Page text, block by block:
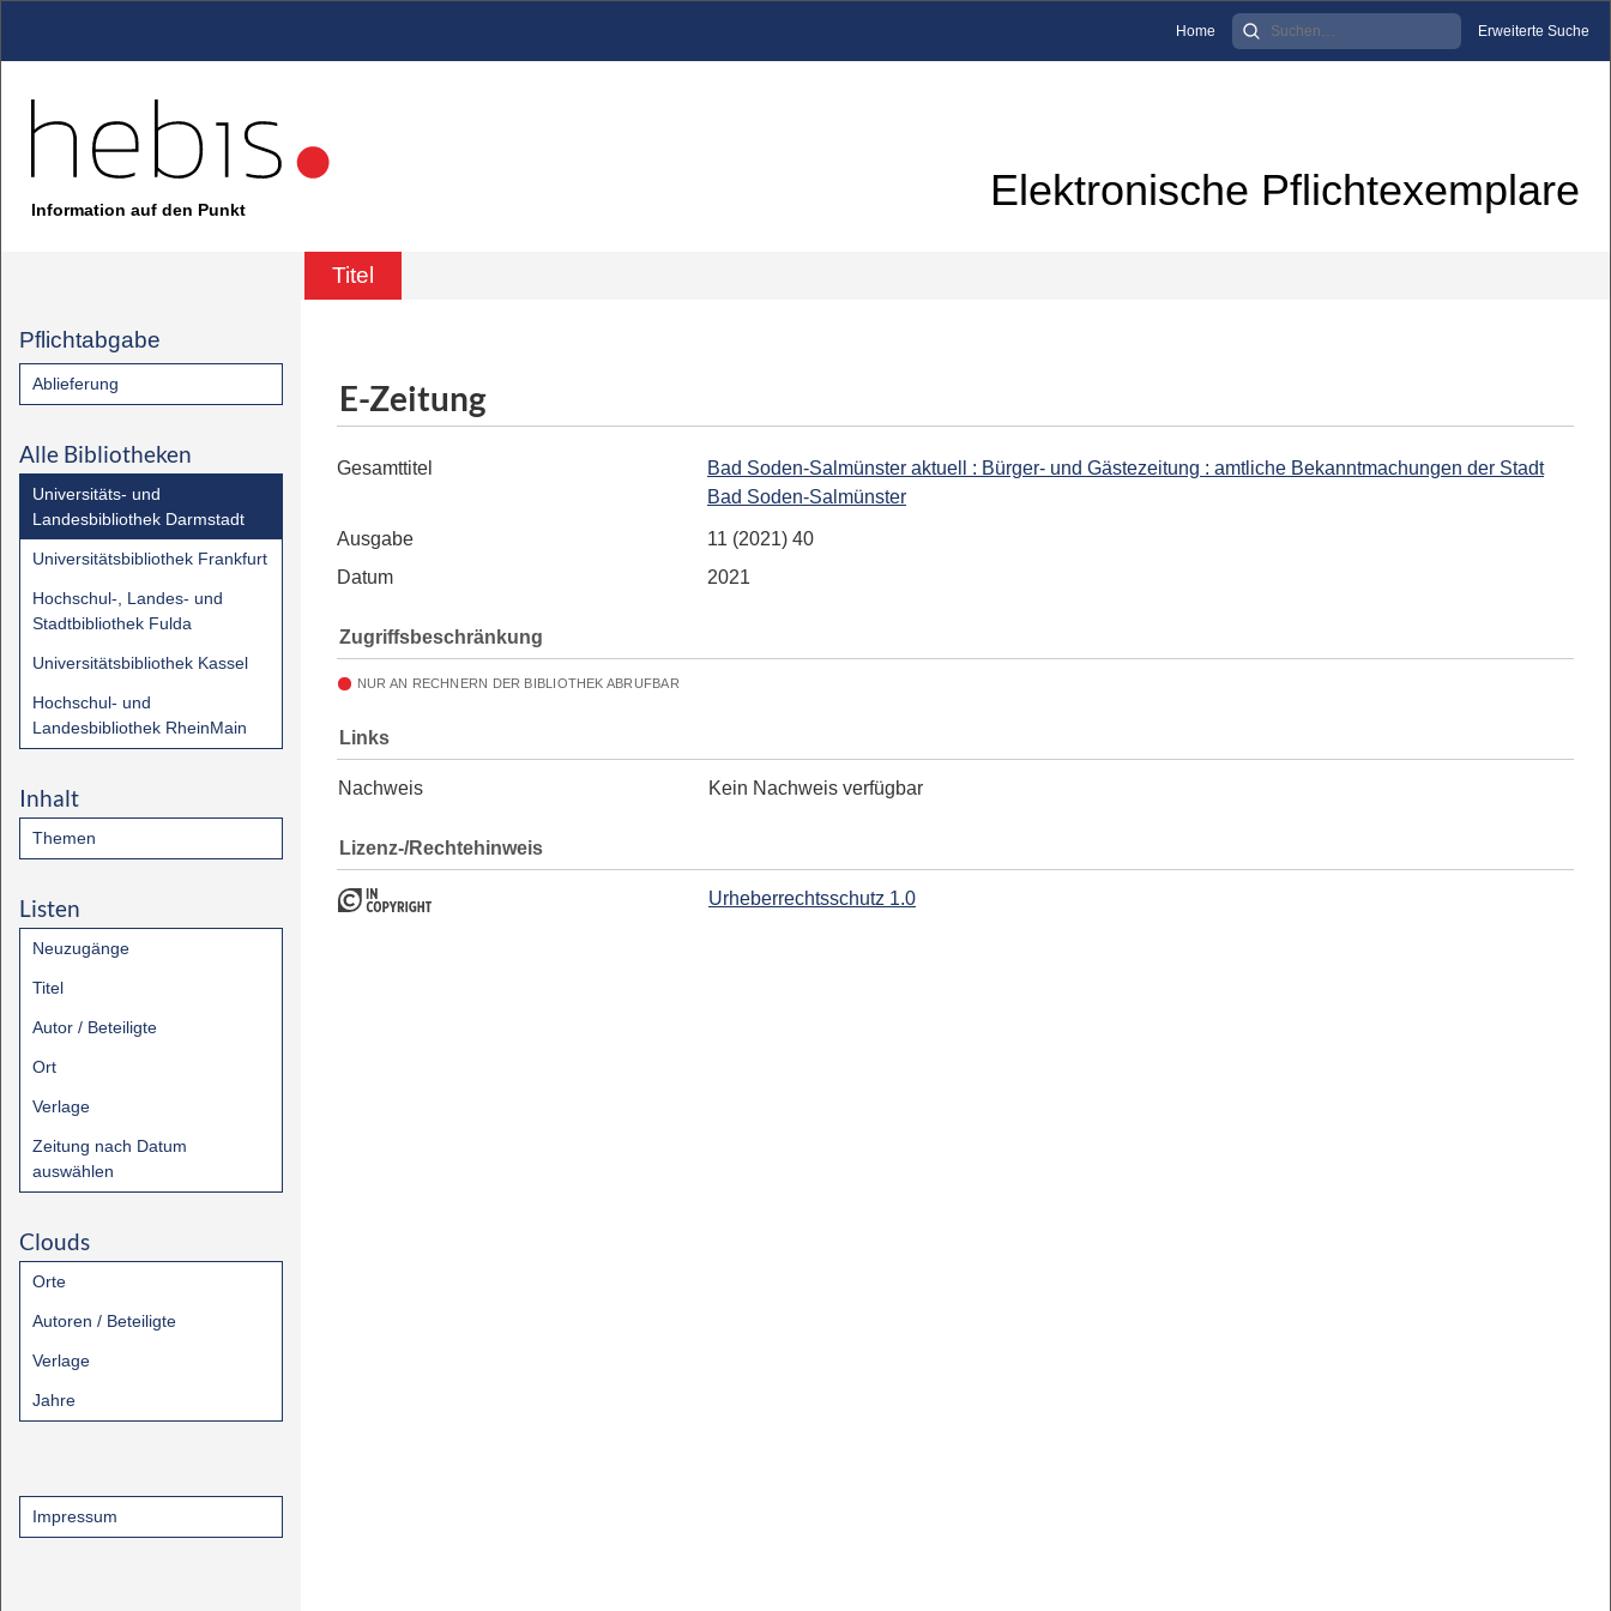
Home Erweiterte Suche
Information auf den Punkt Elektronische Pflichtexemplare
Titel
Pflichtabgabe
Ablieferung
Alle Bibliotheken
Universitäts- und
Landesbibliothek Darmstadt
Universitätsbibliothek Frankfurt
Hochschul-, Landes- und
Stadtbibliothek Fulda
Universitätsbibliothek Kassel
Hochschul- und
Landesbibliothek RheinMain
Inhalt
Themen
Listen
Neuzugänge
Titel
Autor / Beteiligte
Ort
Verlage
Zeitung nach Datum
auswählen
Clouds
Orte
Autoren / Beteiligte
Verlage
Jahre
Impressum
E-Zeitung
Gesamttitel
Bad Soden-Salmünster aktuell : Bürger- und Gästezeitung : amtliche Bekanntmachungen der Stadt
Bad Soden-Salmünster
Ausgabe
11 (2021) 40
Datum
2021
Zugriffsbeschränkung
NUR AN RECHNERN DER BIBLIOTHEK ABRUFBAR
Links
Nachweis Kein Nachweis verfügbar
Lizenz-/Rechtehinweis
Urheberrechtsschutz 1.0